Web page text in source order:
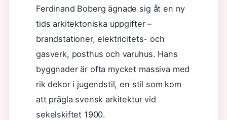
Ferdinand Boberg ägnade sig åt en ny
tids arkitektoniska uppgifter –
brandstationer, elektricitets- och
gasverk, posthus och varuhus. Hans
byggnader är ofta mycket massiva med
rik dekor i jugendstil, en stil som kom
att prägla svensk arkitektur vid
sekelskiftet 1900.